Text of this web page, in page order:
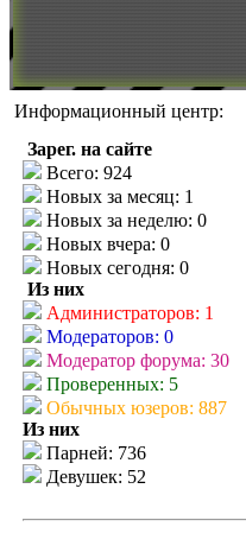
Информационный центр:
Зарег. на сайте
Всего: 924
Новых за месяц: 1
Новых за неделю: 0
Новых вчера: 0
Новых сегодня: 0
Из них
Администраторов: 1
Модераторов: 0
Модератор форума: 30
Проверенных: 5
Обычных юзеров: 887
Из них
Парней: 736
Девушек: 52